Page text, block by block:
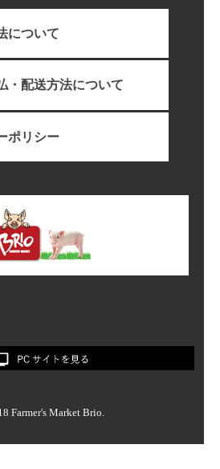
について
・配送方法について
ポリシー
Farmer's Market Brio.